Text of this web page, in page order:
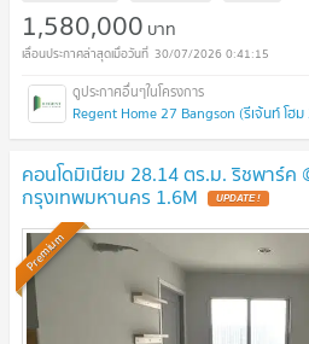
1,580,000 บาท
30/07/2026 0:41:15
Regent Home 27 Bangson (รีเจ้นท์ โฮ
คอนโดมิเนียม 28.14 ตร.ม. ริชพาร์ค
กรุงเทพมหานคร 1.6M
Premium